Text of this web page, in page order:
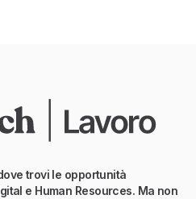
trovi le opportunità
e Human Resources. Ma non